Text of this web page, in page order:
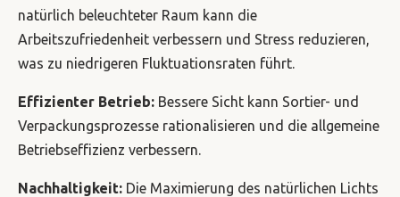
natürlich beleuchteter Raum kann die
Arbeitszufriedenheit verbessern und Stress reduzieren,
was zu niedrigeren Fluktuationsraten führt.
Effizienter Betrieb: Bessere Sicht kann Sortier- und
Verpackungsprozesse rationalisieren und die allgemeine
Betriebseffizienz verbessern.
Nachhaltigkeit: Die Maximierung des natürlichen Lichts